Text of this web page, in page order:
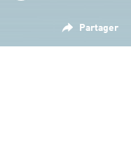
Partager